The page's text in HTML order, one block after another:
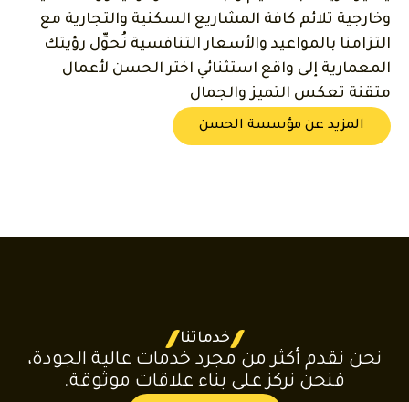
وخارجية تلائم كافة المشاريع السكنية والتجارية مع
التزامنا بالمواعيد والأسعار التنافسية نُحوِّل رؤيتك
المعمارية إلى واقع استثنائي اختر الحسن لأعمال
متقنة تعكس التميز والجمال
المزيد عن مؤسسة الحسن
خدماتنا
نحن نقدم أكثر من مجرد خدمات عالية الجودة،
فنحن نركز على بناء علاقات موثوقة.